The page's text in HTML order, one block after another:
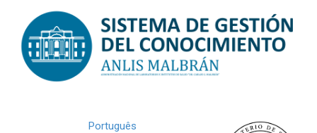
navigation
Português